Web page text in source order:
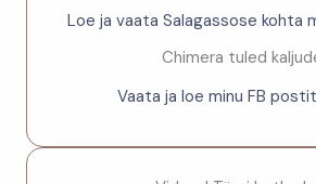
Loe ja vaata Salagassose kohta
Chimera tuled
Vaata ja loe minu FB